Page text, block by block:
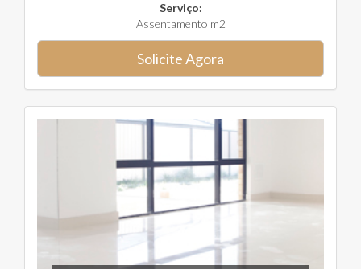
Serviço:
Assentamento m2
Solicite Agora